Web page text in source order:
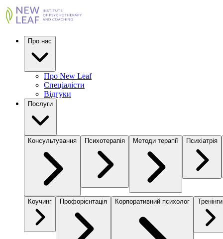
Про нас
Про New Leaf
Спеціалісти
Відгуки
Послуги
Консультування Психотерапія Методи терапії Психіатрія
Коучинг Профорієнтація Корпоративний психолог Тренінги